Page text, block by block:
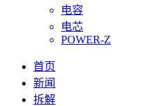
电容
电芯
POWER-Z
首页
新闻
拆解